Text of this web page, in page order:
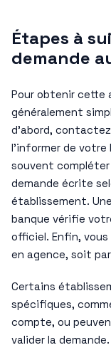
Étapes à
demande
Pour obtenir cette
généralement
d’abord,
l’informer de
souvent compléter
demande écrite
établissement.
banque vérifie
officiel. Enfin,
en agence, soit
Certains
spécifiques,
compte, ou
valider la demande.